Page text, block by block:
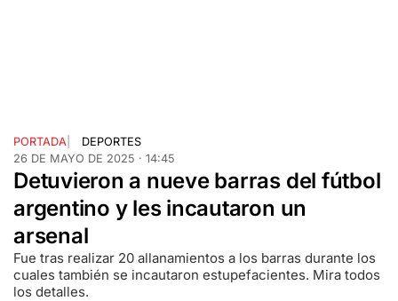
PORTADA
DEPORTES
26 DE MAYO DE 2025 · 14:45
Detuvieron a nueve barras del fútbol
argentino y les incautaron un
arsenal
Fue tras realizar 20 allanamientos a los barras durante los
cuales también se incautaron estupefacientes. Mira todos
los detalles.